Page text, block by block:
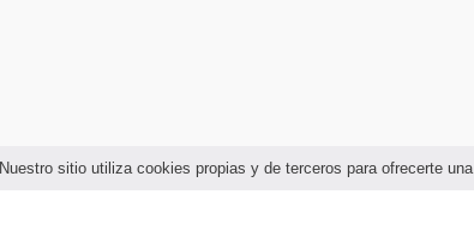
Nuestro sitio utiliza cookies propias y de terceros para ofrecerte